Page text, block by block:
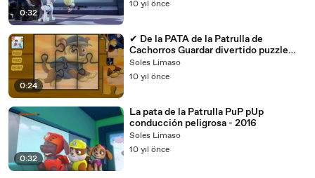
0:32
10 yıl önce
0:24
✔︎ De la PATA de la Patrulla de
Cachorros Guardar divertido puzzle
Clip #1 - 2016
Soles Limaso
10 yıl önce
0:32
La pata de la Patrulla PuP pUp
conducción peligrosa - 2016
Soles Limaso
10 yıl önce